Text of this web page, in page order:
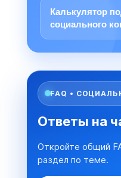
Калькулятор
социального
FAQ •
Ответы на
Откройте общий
раздел по теме.